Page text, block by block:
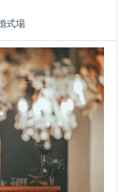
式場